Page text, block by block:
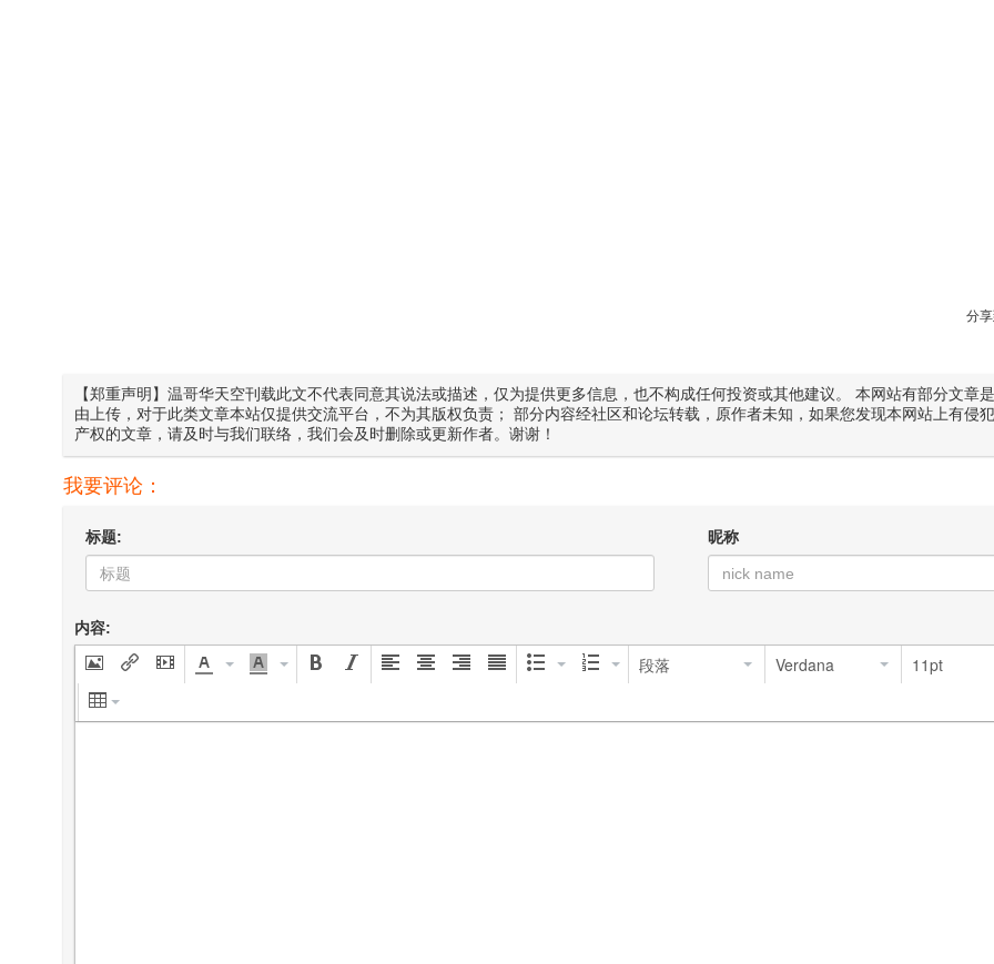
分
【郑重声明】温哥华天空刊载此文不代表同意其说法或描述，仅为提供更多信息，也不构成任何投资或其他建议。 本网站有部分文章
由上传，对于此类文章本站仅提供交流平台，不为其版权负责； 部分内容经社区和论坛转载，原作者未知，如果您发现本网站上有侵
产权的文章，请及时与我们联络，我们会及时删除或更新作者。谢谢！
我要评论：
标题: 昵称
内容:
段落 Verdana 11pt